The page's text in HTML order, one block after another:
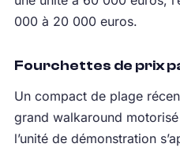
000 à 20 000 euros.
Fourchettes de prix
Un compact de plage
grand walkaround
l’unité de démonstration